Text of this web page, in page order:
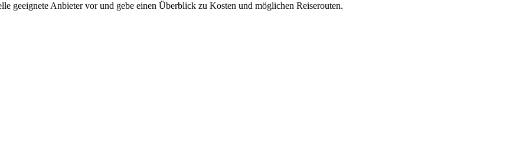
geeignete Anbieter vor und gebe einen Überblick zu Kosten und möglichen Reiserouten.